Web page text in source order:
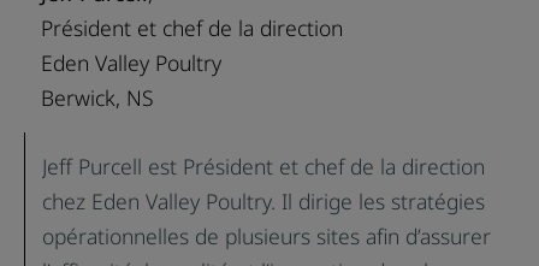
Président et chef de la direction
Eden Valley Poultry
Berwick, NS
Jeff Purcell est Président et chef de la direction
chez Eden Valley Poultry. Il dirige les stratégies
opérationnelles de plusieurs sites afin d’assurer